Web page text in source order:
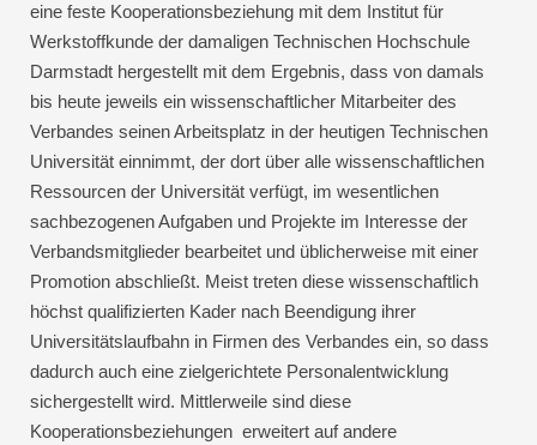
eine feste Kooperationsbeziehung mit dem Institut für
Werkstoffkunde der damaligen Technischen Hochschule
Darmstadt hergestellt mit dem Ergebnis, dass von damals
bis heute jeweils ein wissenschaftlicher Mitarbeiter des
Verbandes seinen Arbeitsplatz in der heutigen Technischen
Universität einnimmt, der dort über alle wissenschaftlichen
Ressourcen der Universität verfügt, im wesentlichen
sachbezogenen Aufgaben und Projekte im Interesse der
Verbandsmitglieder bearbeitet und üblicherweise mit einer
Promotion abschließt. Meist treten diese wissenschaftlich
höchst qualifizierten Kader nach Beendigung ihrer
Universitätslaufbahn in Firmen des Verbandes ein, so dass
dadurch auch eine zielgerichtete Personalentwicklung
sichergestellt wird. Mittlerweile sind diese
Kooperationsbeziehungen erweitert auf andere